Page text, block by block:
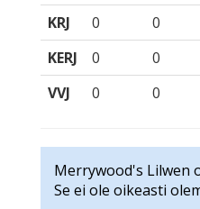
KRJ
0 0
KERJ
0 0
VVJ
0 0
Merrywood's Lilwen
Se ei ole oikeasti